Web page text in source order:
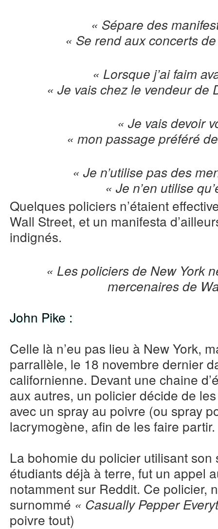
« Sépare des
« Se rend aux concerts
« Lorsque j’ai faim
« Je vais chez le vendeur de
« Je vais devoir
« mon passage préféré
« Je n’utilise pas des
« Je n’en utilise
Quelques policiers n’étaient
Wall Street, et un manifesta
indignés.
« Les policiers de New York
mercenaires de
John Pike :
Celle là n’eu pas lieu à New York,
parrallèle, le 18 novembre dernier
californienne. Devant une chaine
aux autres, un policier décide de
avec un spray au poivre (ou spray
lacrymogène, afin de les faire
La bohomie du policier utilisant
étudiants déjà à terre, fut un appel
notamment sur Reddit. Ce policier,
surnommé « Casually Pepper
poivre tout)